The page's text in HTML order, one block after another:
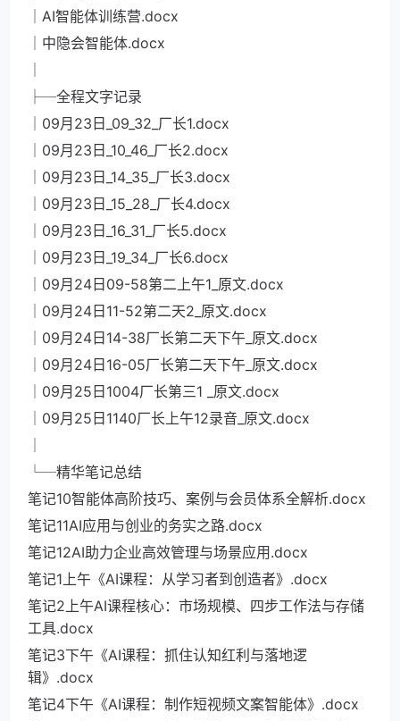
│AI智能体训练营.docx
│中隐会智能体.docx
├─全程文字记录
│09月23日_09_32_厂长1.docx
│09月23日_10_46_厂长2.docx
│09月23日_14_35_厂长3.docx
│09月23日_15_28_厂长4.docx
│09月23日_16_31_厂长5.docx
│09月23日_19_34_厂长6.docx
│09月24日09-58第二上午1_原文.docx
│09月24日11-52第二天2_原文.docx
│09月24日14-38厂长第二天下午_原文.docx
│09月24日16-05厂长第二天下午_原文.docx
│09月25日1004厂长第三1 _原文.docx
│09月25日1140厂长上午12录音_原文.docx
└─精华笔记总结
笔记10智能体高阶技巧、案例与会员体系全解析.docx
笔记11AI应用与创业的务实之路.docx
笔记12AI助力企业高效管理与场景应用.docx
笔记1上午《AI课程：从学习者到创造者》.docx
笔记2上午AI课程核心：市场规模、四步工作法与存储
工具.docx
笔记3下午《AI课程：抓住认知红利与落地逻
辑》.docx
笔记4下午《AI课程：制作短视频文案智能体》.docx